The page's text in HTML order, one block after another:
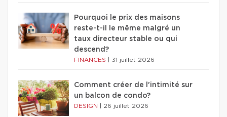
Pourquoi le prix des maisons
reste-t-il le même malgré un
taux directeur stable ou qui
descend?
FINANCES 31 juillet 2026
Comment créer de l'intimité sur
un balcon de condo?
DESIGN 26 juillet 2026